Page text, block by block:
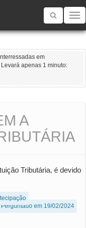
Toggle
em
apenas 1 minuto:
A
Tributária, é devido
Perguntado em 19/02/2024